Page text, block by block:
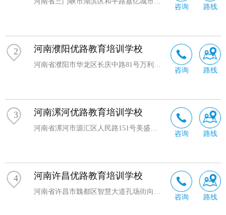
咨询 路线
2 河南濮阳优路教育培训学校
咨询 路线
3 河南漯河优路教育培训学校
咨询 路线
4 河南许昌优路教育培训学校
咨询 路线